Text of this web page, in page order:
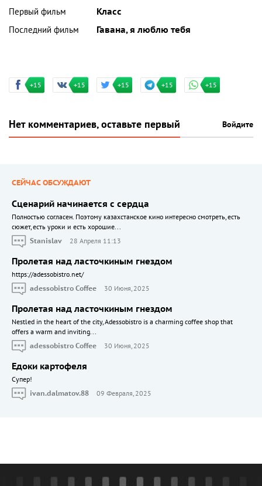
Первый фильм
Класс
Последний фильм
Гавана, я люблю тебя
+15 +15 +15 +15 +15
Нет комментариев, оставьте первый Войдите
СЕЙЧАС ОБСУЖДАЮТ
Сценарий начинается с сердца
Полностью согласен. Поэтому казахстанское кино интересно смотреть, есть
сюжет, есть уроки и есть хорошие...
Stanislav
28 Апреля 11:13
Пролетая над ласточкиным гнездом
https://adessobistro.net/
adessobistro Coffee
30 Июня, 2025
Пролетая над ласточкиным гнездом
Nestled in the heart of the city, Adessobistro is a charming coffee shop that
offers a warm and inviting...
adessobistro Coffee
30 Июня, 2025
Едоки картофеля
Cупер!
ivan.dalmatov.88
09 Февраля, 2025